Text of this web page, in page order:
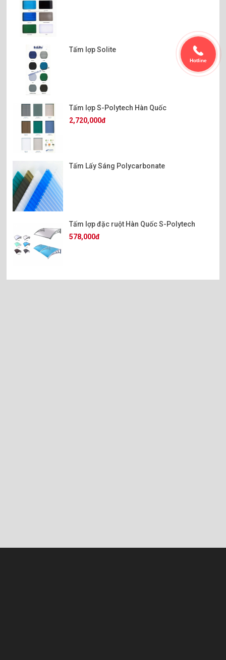
Tấm lợp Solite
Tấm lợp S-Polytech Hàn Quốc
2,720,000đ
Tấm Lấy Sáng Polycarbonate
Tấm lợp đặc ruột Hàn Quốc S-Polytech
578,000đ
Hotline